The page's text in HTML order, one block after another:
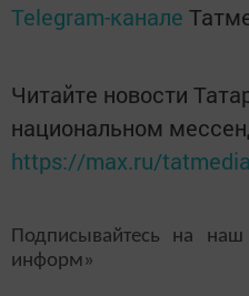
Telegram-канале
Читайте новости
национальном
https://max.ru/tatmedia
Подписывайтесь на наш
информ»